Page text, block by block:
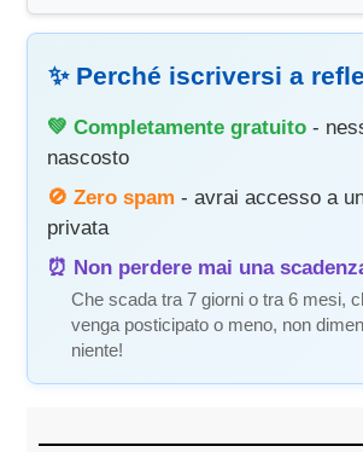
✨ Perché iscriversi a
💚 Completamente gratuito -
nascosto
🚫 Zero spam - avrai accesso a
privata
⏰ Non perdere mai una
Che scada tra 7 giorni o tra 6 mesi,
venga posticipato o meno, non
niente!